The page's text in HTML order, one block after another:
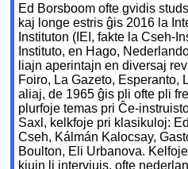
Ed Borsboom ofte gvidis
kaj longe estris ĝis 2016 la
Instituton (IEI, fakte la Cseh-
Instituto, en Hago,
liajn aperintajn en diversaj
Foiro, La Gazeto, Esperanto,
aliaj, de 1965 ĝis pli ofte pli
plurfoje temas pri Ĉe-
Saxl, kelkfoje pri klasikuloj:
Cseh, Kálmán Kalocsay,
Boulton, Eli Urbanova.
kiujn li intervjuis, ofte